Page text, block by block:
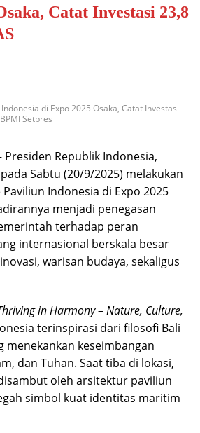
Catat Investasi 23,8
di Expo 2025 Osaka, Catat Investasi
Setpres
Presiden Republik Indonesia,
Sabtu (20/9/2025) melakukan
Indonesia di Expo 2025
menjadi penegasan
terhadap peran
internasional berskala besar
warisan budaya, sekaligus
in Harmony – Nature, Culture,
terinspirasi dari filosofi Bali
menekankan keseimbangan
dan Tuhan. Saat tiba di lokasi,
oleh arsitektur paviliun
simbol kuat identitas maritim